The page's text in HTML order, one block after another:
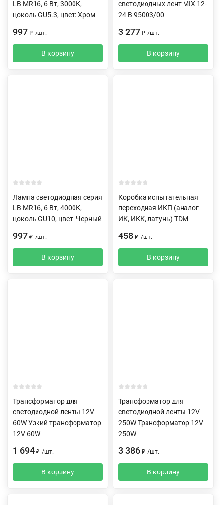
LB MR16, 6 Вт, 3000К,
цоколь GU5.3, цвет: Хром
997 ₽ /шт.
В корзину
светодиодных лент MIX 12-
24 В 95003/00
3 277 ₽ /шт.
В корзину
Лампа светодиодная серия
LB MR16, 6 Вт, 4000К,
цоколь GU10, цвет: Черный
997 ₽ /шт.
В корзину
Коробка испытательная
переходная ИКП (аналог
ИК, ИКК, латунь) TDM
458 ₽ /шт.
В корзину
Трансформатор для
светодиодной ленты 12V
60W Узкий трансформатор
12V 60W
1 694 ₽ /шт.
В корзину
Трансформатор для
светодиодной ленты 12V
250W Трансформатор 12V
250W
3 386 ₽ /шт.
В корзину